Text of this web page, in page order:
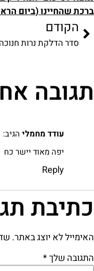
ברכת שהחיינו (ביום
הקודם
סדר הדלקת נרות
תגובה
עודד מחמלי הגיב:
יפה מאוד יישר כח
Reply
כתיבת
האימייל לא יוצג באתר.
התגובה שלך*